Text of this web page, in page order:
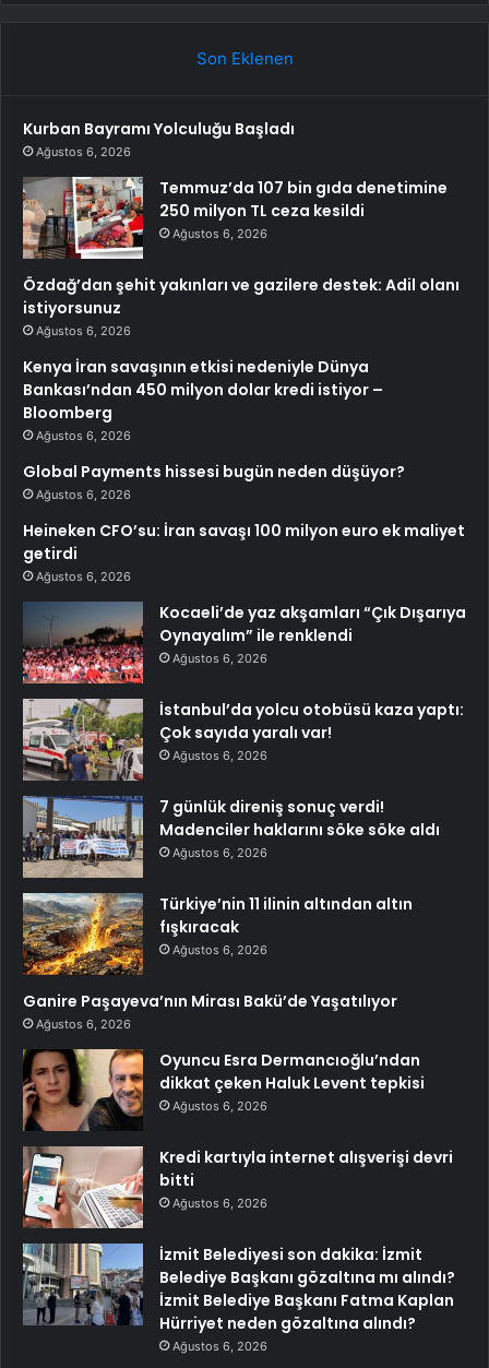
Son Eklenen
Kurban Bayramı Yolculuğu Başladı
Ağustos 6, 2026
Temmuz’da 107 bin gıda denetimine
250 milyon TL ceza kesildi
Ağustos 6, 2026
Özdağ’dan şehit yakınları ve gazilere destek: Adil olanı
istiyorsunuz
Ağustos 6, 2026
Kenya İran savaşının etkisi nedeniyle Dünya
Bankası’ndan 450 milyon dolar kredi istiyor –
Bloomberg
Ağustos 6, 2026
Global Payments hissesi bugün neden düşüyor?
Ağustos 6, 2026
Heineken CFO’su: İran savaşı 100 milyon euro ek maliyet
getirdi
Ağustos 6, 2026
Kocaeli’de yaz akşamları “Çık Dışarıya
Oynayalım” ile renklendi
Ağustos 6, 2026
İstanbul’da yolcu otobüsü kaza yaptı:
Çok sayıda yaralı var!
Ağustos 6, 2026
7 günlük direniş sonuç verdi!
Madenciler haklarını söke söke aldı
Ağustos 6, 2026
Türkiye’nin 11 ilinin altından altın
fışkıracak
Ağustos 6, 2026
Ganire Paşayeva’nın Mirası Bakü’de Yaşatılıyor
Ağustos 6, 2026
Oyuncu Esra Dermancıoğlu’ndan
dikkat çeken Haluk Levent tepkisi
Ağustos 6, 2026
Kredi kartıyla internet alışverişi devri
bitti
Ağustos 6, 2026
İzmit Belediyesi son dakika: İzmit
Belediye Başkanı gözaltına mı alındı?
İzmit Belediye Başkanı Fatma Kaplan
Hürriyet neden gözaltına alındı?
Ağustos 6, 2026